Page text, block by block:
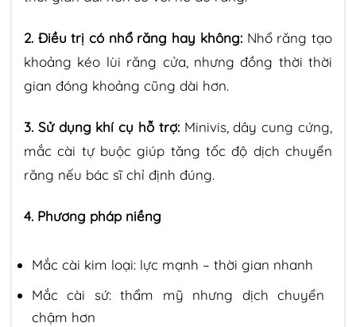
2. Điều trị có nhổ răng hay không: Nhổ răng tạo
khoảng kéo lùi răng cửa, nhưng đồng thời thời
gian đóng khoảng cũng dài hơn.
3. Sử dụng khí cụ hỗ trợ: Minivis, dây cung cứng,
mắc cài tự buộc giúp tăng tốc độ dịch chuyển
răng nếu bác sĩ chỉ định đúng.
4. Phương pháp niềng
Mắc cài kim loại: lực mạnh – thời gian nhanh
Mắc cài sứ: thẩm mỹ nhưng dịch chuyển
chậm hơn